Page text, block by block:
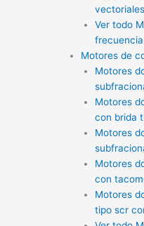
vectoriales
Ver todo
frecuencia
Motores de
Motores
Motores
con brida
Motores
Motores
con
Motores
tipo scr